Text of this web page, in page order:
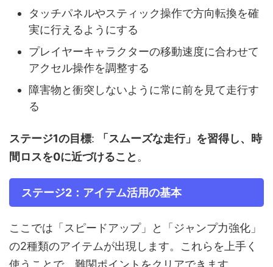
タッチパネルやスティック操作で方向転換を確
実に行えるようにする
プレイヤーキャラクターの移動速度に合わせて
アクセル操作を調整する
障害物と衝突しないように常に前を見て走行す
る
ステージ1の目標:
「スムーズな走行」を習得し、時
間ロスを0に近づけること 。
ステージ2：アイテム活用の基本
ここでは「スピードアップ」と「ジャンプ力強化」
の2種類のアイテムが出現します。これらを上手く
使うことで、難関ポイントをクリアできます。